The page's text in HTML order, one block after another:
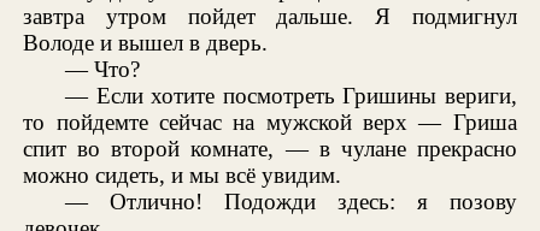
завтра утром пойдет дальше. Я подмигнул
Володе и вышел в дверь.
— Что?
— Если хотите посмотреть Гришины вериги,
то пойдемте сейчас на мужской верх — Гриша
спит во второй комнате, — в чулане прекрасно
можно сидеть, и мы всё увидим.
— Отлично! Подожди здесь: я позову